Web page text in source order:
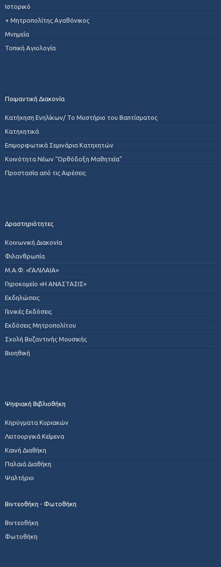
Ιστορικό
+ Μητροπολίτης Αγαθόνικος
Μνημεία
Τοπική Αγιολογία
Ποιμαντική Διακονία
Κατήχηση Ενηλίκων/ Το Μυστήριο του Βαπτίσματος
Κατηχητικά
Επιμορφωτικά Σεμινάρια Κατηχητών
Κοινότητα Νέων “Ορθόδοξη Μαθητεία”
Προστασία από τις Αιρέσεις
Δραστηριότητες
Κοινωνική Διακονία
Φιλανθρωπία
Μ.Α.Φ. «ΓΑΛΙΛΑΙΑ»
Γηροκομείο «Η ΑΝΑΣΤΑΣΙΣ»
Εκδηλώσεις
Γενικές Εκδόσεις
Εκδόσεις Μητροπολίτου
Σχολή Βυζαντινής Μουσικής
Βιοηθική
Ψηφιακή Βιβλιοθήκη
Κηρύγματα Κυριακών
Λειτουργικά Κείμενα
Καινή Διαθήκη
Παλαιά Διαθήκη
Ψαλτήριο
Βιντεοθήκη - Φωτοθήκη
Βιντεοθήκη
Φωτοθήκη